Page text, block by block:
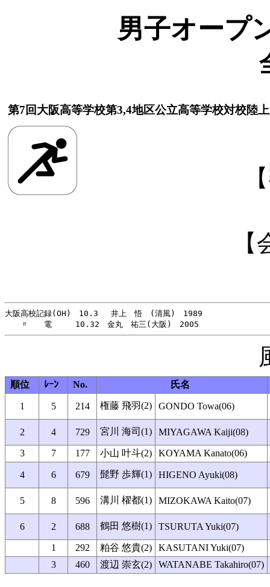
男子オープ
第7回大阪高等学校第3,4地区公立高等学校対校陸
大阪高校記録(OH)　10.3 　井上　悟　(清風)　1989
順位 ﾚｰﾝ No. 氏名
1 5 214 権藤 飛羽(2) GONDO Towa(06)
2 4 729 宮川 海司(1) MIYAGAWA Kaiji(08)
3 7 177 小山 叶斗(2) KOYAMA Kanato(06)
4 6 679 髭野 歩輝(1) HIGENO Ayuki(08)
5 8 596 溝川 櫂都(1) MIZOKAWA Kaito(07)
6 2 688 鶴田 悠樹(1) TSURUTA Yuki(07)
1 292 粕谷 悠貴(2)
KASUTANI Yuki(07)
3
460 渡辺 崇玄(2) WATANABE Takahiro(07)